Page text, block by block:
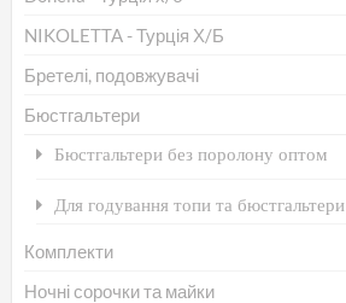
NIKOLETTA - Турція Х/Б
Бретелі, подовжувачі
Бюстгальтери
Бюстгальтери без поролону оптом
Для годування топи та бюстгальтери
Комплекти
Ночні сорочки та майки